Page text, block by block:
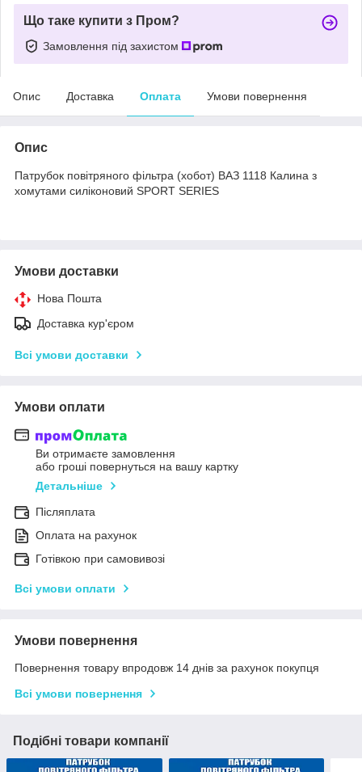
Що таке купити з Пром?
Замовлення під захистом
Опис Доставка Оплата Умови повернення
Опис
Патрубок повітряного фільтра (хобот) ВАЗ 1118 Калина з
хомутами силіконовий SPORT SERIES
Умови доставки
Нова Пошта
Доставка кур'єром
Всі умови доставки
Умови оплати
Ви отримаєте замовлення
або гроші повернуться на вашу картку
Детальніше
Післяплата
Оплата на рахунок
Готівкою при самовивозі
Всі умови оплати
Умови повернення
Повернення товару впродовж 14 днів за рахунок покупця
Всі умови повернення
Подібні товари компанії